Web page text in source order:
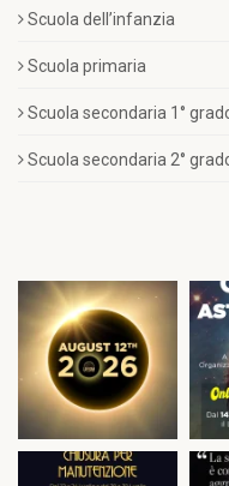
Scuola dell’infanzia
Scuola primaria
Scuola secondaria 1°
Scuola secondaria 2°